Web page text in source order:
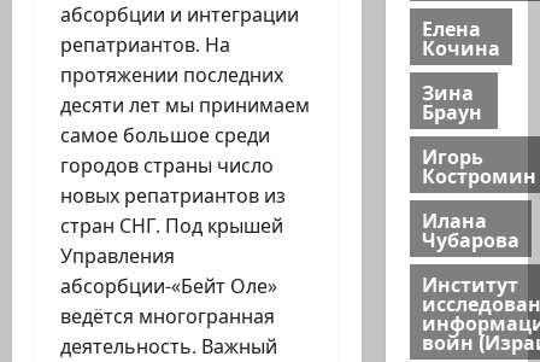
абсорбции и интеграции
репатриантов. На
протяжении последних
десяти лет мы принимаем
самое большое среди
городов страны число
новых репатриантов из
стран СНГ. Под крышей
Управления
абсорбции-«Бейт Оле»
ведётся многогранная
деятельность. Важный
Елена
Кочина
Зина
Браун
Игорь
Костромин
Илана
Чубарова
Институт
войн